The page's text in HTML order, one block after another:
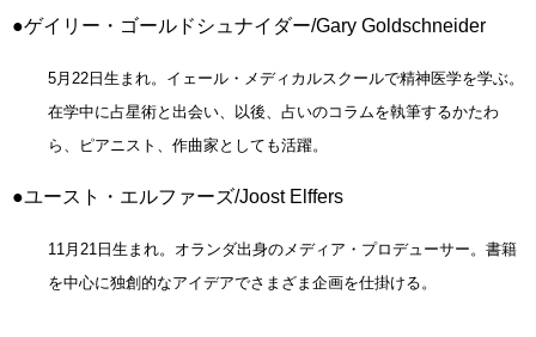
●ゲイリー・ゴールドシュナイダー/Gary Goldschneider
5月22日生まれ。イェール・メディカルスクールで精神医学を学ぶ。
在学中に占星術と出会い、以後、占いのコラムを執筆するかたわ
ら、ピアニスト、作曲家としても活躍。
●ユースト・エルファーズ/Joost Elffers
11月21日生まれ。オランダ出身のメディア・プロデューサー。書籍
を中心に独創的なアイデアでさまざま企画を仕掛ける。